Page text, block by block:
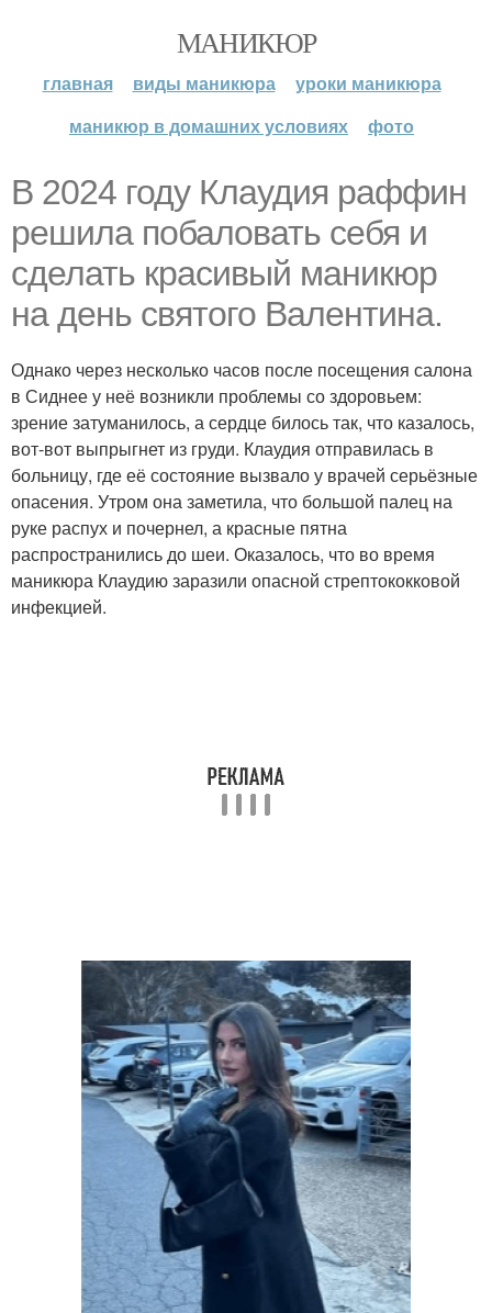
МАНИКЮР
главная виды маникюра
уроки маникюра
маникюр в домашних условиях
фото
В 2024 году Клаудия раффин
решила побаловать себя и
сделать красивый маникюр
на день святого Валентина.
Однако через несколько часов после посещения салона
в Сиднее у неё возникли проблемы со здоровьем:
зрение затуманилось, а сердце билось так, что казалось,
вот-вот выпрыгнет из груди. Клаудия отправилась в
больницу, где её состояние вызвало у врачей серьёзные
опасения. Утром она заметила, что большой палец на
руке распух и почернел, а красные пятна
распространились до шеи. Оказалось, что во время
маникюра Клаудию заразили опасной стрептококковой
инфекцией.